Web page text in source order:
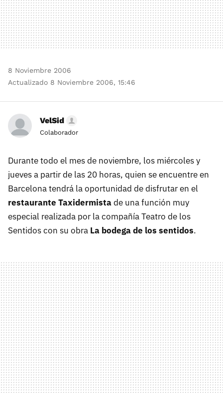
8 Noviembre 2006
Actualizado 8 Noviembre 2006, 15:46
VelSid
Colaborador
Durante todo el mes de noviembre, los miércoles y
jueves a partir de las 20 horas, quien se encuentre en
Barcelona tendrá la oportunidad de disfrutar en el
restaurante Taxidermistade una función muy
especial realizada por la compañía Teatro de los
Sentidos con su obra La bodega de los sentidos.